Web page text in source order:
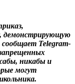
демонстрирующую
Telegram-
никабы и
могут